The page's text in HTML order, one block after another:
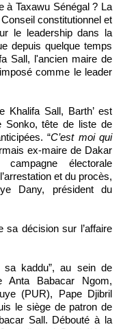
constitutionnel et
le leadership dans la
depuis quelque temps
Sall, l'ancien maire de
comme le leader
Khalifa Sall, Barth’ est
Sonko, tête de liste de
“C’est moi qui
ex-maire de Dakar
électorale
et du procès,
Dany, président du
sa décision sur l’affaire
kaddu”, au sein de
Anta Babacar Ngom,
(PUR), Pape Djibril
le siège de patron de
Sall. Débouté à la